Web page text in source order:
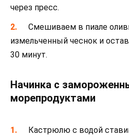
через пресс.
Смешиваем в пиале
измельченный чеснок и
30 минут.
Начинка с
морепродуктами
Кастрюлю с водой